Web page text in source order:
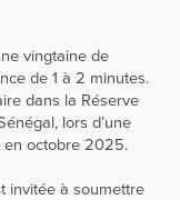
vingtaine de
de 1 à 2 minutes.
dans la Réserve
lors d’une
en octobre 2025.
invitée à soumettre